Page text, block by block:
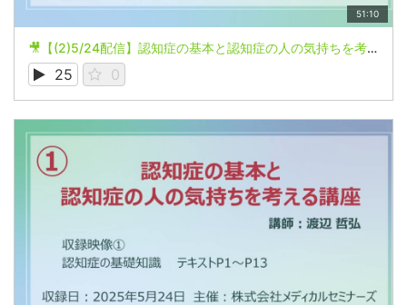
51:10
🎥【(2)5/24配信】認知症の基本と認知症の人の気持ちを考える講座
25 0